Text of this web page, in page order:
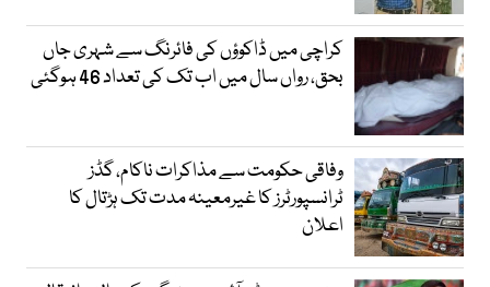
کراچی میں ڈاکوؤں کی فائرنگ سے شہری جاں
بحق، رواں سال میں اب تک کی تعداد 46 ہوگئی
وفاقی حکومت سے مذاکرات ناکام، گڈز
ٹرانسپورٹرز کا غیرمعینہ مدت تک ہڑتال کا
اعلان